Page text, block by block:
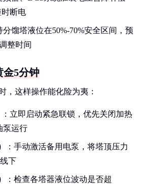
时断电
分馏塔液位在50%-70%安全区间，预
整时间
金5分钟
，这样操作能化险为夷：
：立即启动紧急联锁，优先关闭加热
泵运行
：手动激活备用电泵，将塔顶压力
下
：检查各塔器液位波动是否超